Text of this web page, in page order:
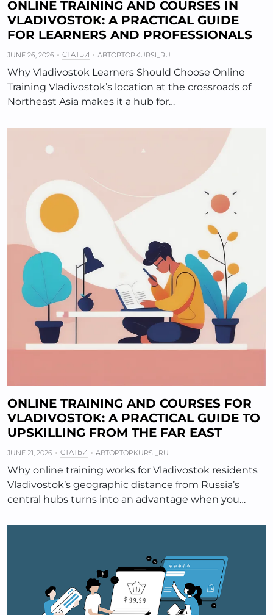
ONLINE TRAINING AND COURSES IN
VLADIVOSTOK: A PRACTICAL GUIDE
FOR LEARNERS AND PROFESSIONALS
JUNE 26, 2026 СТАТЬИ АВТОРTOPKURSI_RU
Why Vladivostok Learners Should Choose Online
Training Vladivostok’s location at the crossroads of
Northeast Asia makes it a hub for…
ONLINE TRAINING AND COURSES FOR
VLADIVOSTOK: A PRACTICAL GUIDE TO
UPSKILLING FROM THE FAR EAST
JUNE 21, 2026 СТАТЬИ АВТОРTOPKURSI_RU
Why online training works for Vladivostok residents
Vladivostok’s geographic distance from Russia’s
central hubs turns into an advantage when you…